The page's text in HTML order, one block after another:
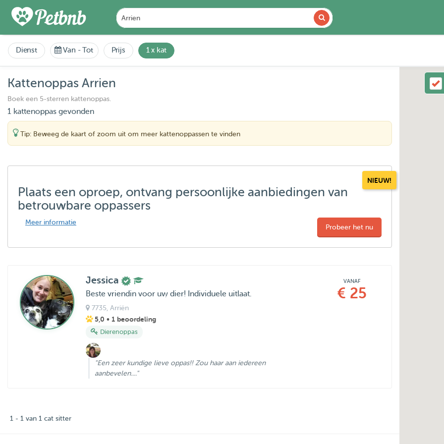
Dienst Van -Tot Prijs 1 x kat
Kattenoppas Arrien
Boek een 5-sterren kattenoppas.
1 kattenoppas gevonden
Tip: Beweeg de kaart of zoom uit om meer kattenoppassen te vinden
NIEUW!
Plaats een oproep, ontvang persoonlijke aanbiedingen van
betrouwbare oppassers
Meer informatie
Probeer het nu
Jessica
Beste vriendin voor uw dier! Individuele uitlaat.
7735, Arriën
5,0 • 1 beoordeling
Dierenoppas
"Een zeer kundige lieve oppas!! Zou haar aan iedereen
aanbevelen...."
VANAF
€ 25
1 - 1 van 1 cat sitter